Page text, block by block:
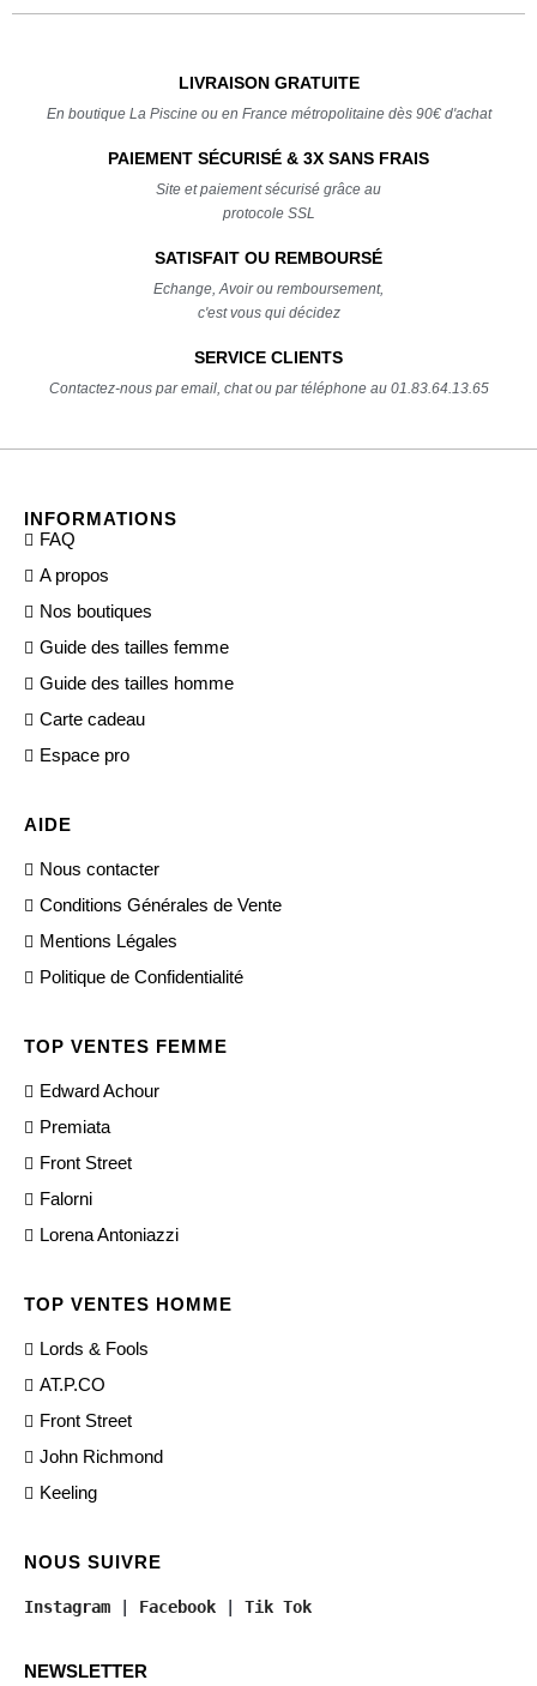
LIVRAISON GRATUITE
En boutique La Piscine ou en France métropolitaine dès 90€ d'achat
PAIEMENT SÉCURISÉ & 3X SANS FRAIS
Site et paiement sécurisé grâce au
protocole SSL
SATISFAIT OU REMBOURSÉ
Echange, Avoir ou remboursement,
c'est vous qui décidez
SERVICE CLIENTS
Contactez-nous par email, chat ou par téléphone au 01.83.64.13.65
INFORMATIONS
FAQ
A propos
Nos boutiques
Guide des tailles femme
Guide des tailles homme
Carte cadeau
Espace pro
AIDE
Nous contacter
Conditions Générales de Vente
Mentions Légales
Politique de Confidentialité
TOP VENTES FEMME
Edward Achour
Premiata
Front Street
Falorni
Lorena Antoniazzi
TOP VENTES HOMME
Lords & Fools
AT.P.CO
Front Street
John Richmond
Keeling
NOUS SUIVRE
Instagram | Facebook | Tik Tok
NEWSLETTER